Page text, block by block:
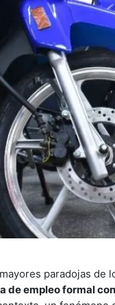
paradojas
de empleo formal